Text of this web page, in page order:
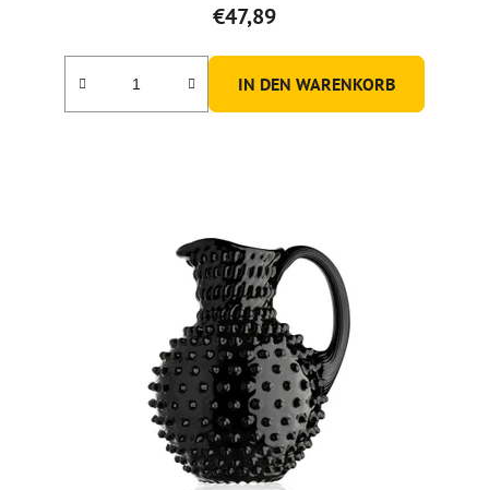
€47,89
IN DEN WARENKORB